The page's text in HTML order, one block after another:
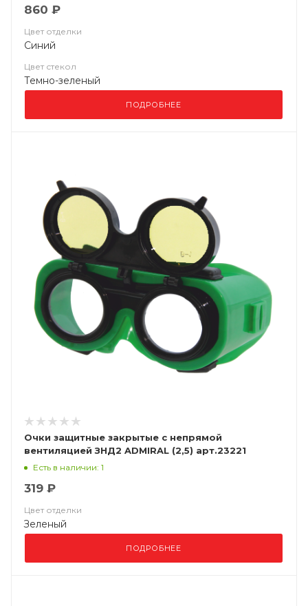
860 ₽
Цвет отделки
Синий
Цвет стекол
Темно-зеленый
ПОДРОБНЕЕ
Очки защитные закрытые с непрямой
вентиляцией ЗНД2 ADMIRAL (2,5) арт.23221
Есть в наличии: 1
319 ₽
Цвет отделки
Зеленый
ПОДРОБНЕЕ